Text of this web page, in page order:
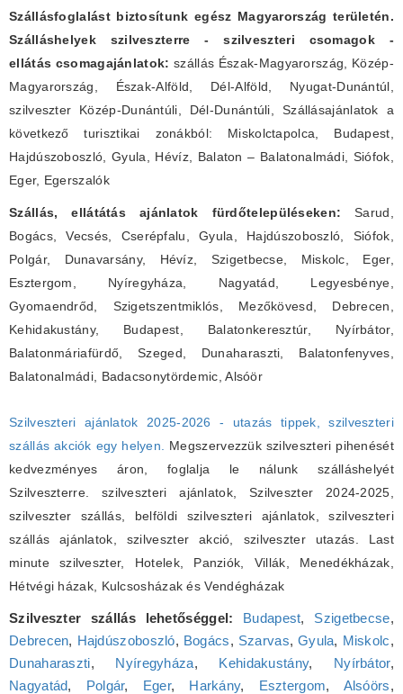
Szállásfoglalást biztosítunk egész Magyarország területén.
Szálláshelyek szilveszterre - szilveszteri csomagok -
ellátás csomagajánlatok: szállás Észak-Magyarország, Közép-
Magyarország, Észak-Alföld, Dél-Alföld, Nyugat-Dunántúl,
szilveszter Közép-Dunántúli, Dél-Dunántúli, Szállásajánlatok a
következő turisztikai zonákból: Miskolctapolca, Budapest,
Hajdúszoboszló, Gyula, Hévíz, Balaton – Balatonalmádi, Siófok,
Eger, Egerszalók
Szállás, ellátátás ajánlatok fürdőtelepüléseken:Sarud,
Bogács, Vecsés, Cserépfalu, Gyula, Hajdúszoboszló, Siófok,
Polgár, Dunavarsány, Hévíz, Szigetbecse, Miskolc, Eger,
Esztergom, Nyíregyháza, Nagyatád, Legyesbénye,
Gyomaendrőd, Szigetszentmiklós, Mezőkövesd, Debrecen,
Kehidakustány, Budapest, Balatonkeresztúr, Nyírbátor,
Balatonmáriafürdő, Szeged, Dunaharaszti, Balatonfenyves,
Balatonalmádi, Badacsonytördemic, Alsóör
Szilveszteri ajánlatok 2025-2026 - utazás tippek, szilveszteri
szállás akciók egy helyen.
Megszervezzük szilveszteri pihenését
kedvezményes áron, foglalja le nálunk szálláshelyét
Szilveszterre. szilveszteri ajánlatok, Szilveszter 2024-2025,
szilveszter szállás, belföldi szilveszteri ajánlatok, szilveszteri
szállás ajánlatok, szilveszter akció, szilveszter utazás. Last
minute szilveszter, Hotelek, Panziók, Villák, Menedékházak,
Hétvégi házak, Kulcsosházak és Vendégházak
Szilveszter szállás lehetőséggel: Budapest, Szigetbecse,
Debrecen, Hajdúszoboszló, Bogács, Szarvas, Gyula, Miskolc,
Dunaharaszti, Nyíregyháza, Kehidakustány, Nyírbátor,
Nagyatád, Polgár, Eger, Harkány, Esztergom, Alsóörs,